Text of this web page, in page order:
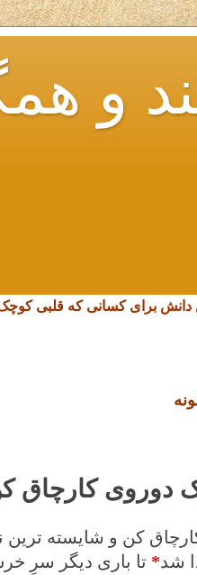
و
دانش برای کسانی که قلبی
دوروی کارچاق
کن و شایسته ترین
شد* تا باری دیگر سرِ